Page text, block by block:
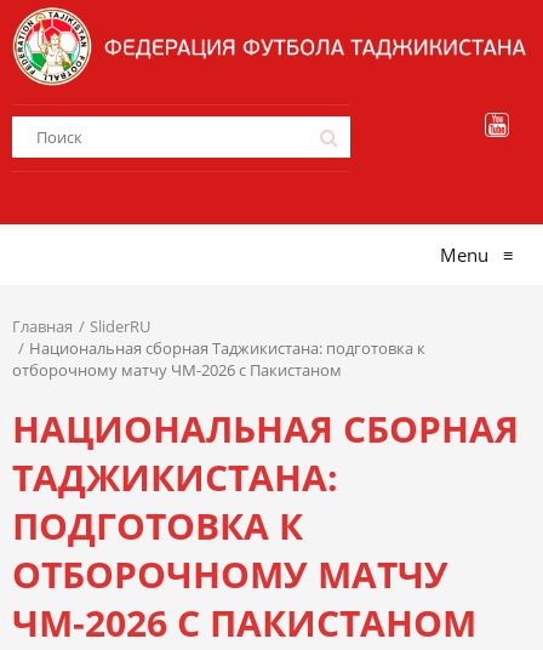
Menu ≡
Главная
SliderRU
Национальная cборная Таджикистана: подготовка к
отборочному матчу ЧМ-2026 с Пакистаном
НАЦИОНАЛЬНАЯ CБОРНАЯ
ТАДЖИКИСТАНА:
ПОДГОТОВКА К
ОТБОРОЧНОМУ МАТЧУ
ЧМ-2026 С ПАКИСТАНОМ